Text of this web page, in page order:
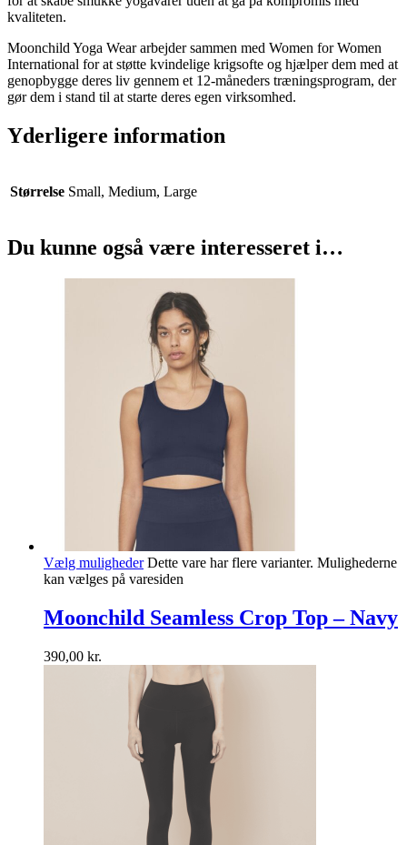
kvaliteten.
Moonchild Yoga Wear arbejder sammen med Women for Women
International for at støtte kvindelige krigsofte og hjælper dem med at
genopbygge deres liv gennem et 12-måneders træningsprogram, der
gør dem i stand til at starte deres egen virksomhed.
Yderligere information
Størrelse Small, Medium, Large
Du kunne også være interesseret i…
Vælg muligheder Dette vare har flere varianter. Mulighederne
kan vælges på varesiden
Moonchild Seamless Crop Top – Navy
390,00 kr.